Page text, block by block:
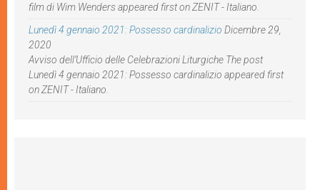
film di Wim Wenders appeared first on ZENIT - Italiano.
Lunedì 4 gennaio 2021: Possesso cardinalizio Dicembre 29,
2020
Avviso dell’Ufficio delle Celebrazioni Liturgiche The post
Lunedì 4 gennaio 2021: Possesso cardinalizio appeared first
on ZENIT - Italiano.